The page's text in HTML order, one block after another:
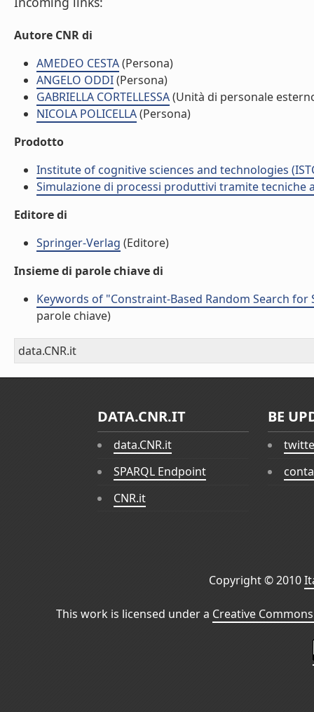
Autore CNR di
AMEDEO CESTA(Persona)
ANGELO ODDI(Persona)
GABRIELLA CORTELLESSA(Unità di personale
NICOLA POLICELLA(Persona)
Prodotto
Institute of cognitive sciences and technologies
Simulazione di processi produttivi tramite tecniche
Editore di
Springer-Verlag (Editore)
Insieme di parole chiave di
Keywords of "Constraint-Based Random Search
parole chiave)
data.CNR.it
DATA.CNR.IT
data.CNR.it
SPARQL Endpoint
CNR.it
BE
Copyright © 2010
This work is licensed under a Creative